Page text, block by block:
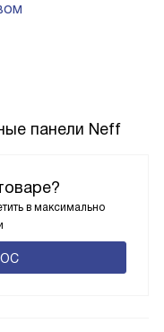
панели Neff
в максимально